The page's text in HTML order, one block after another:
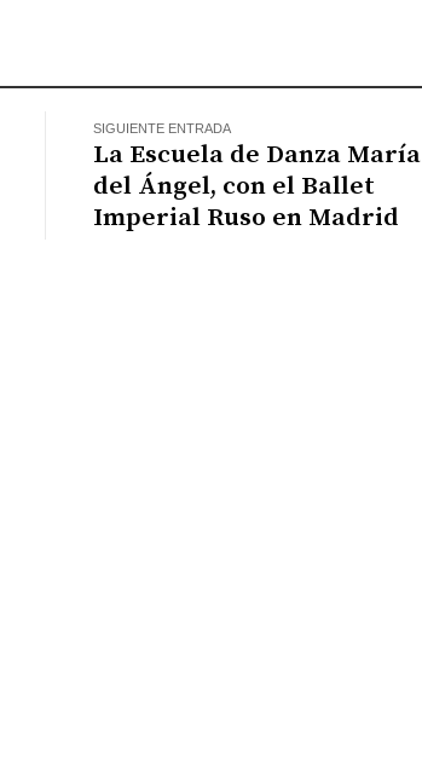
SIGUIENTE ENTRADA
La Escuela de Danza María
del Ángel, con el Ballet
Imperial Ruso en Madrid